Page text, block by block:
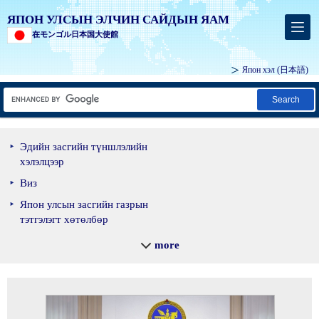
ЯПОН УЛСЫН ЭЛЧИН САЙДЫН ЯАМ
在モンゴル日本国大使館
Япон хэл (日本語)
Search
more
Эдийн засгийн түншлэлийн
хэлэлцээр
Виз
Япон улсын засгийн газрын
тэтгэлэгт хөтөлбөр
Элчин сайдын яамны нэрийг